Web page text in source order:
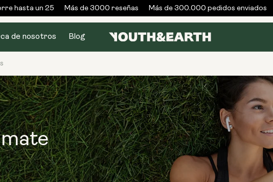
hasta un 25 Más de 3000 reseñas Más de 300.000 pedidos enviados
de nosotros Blog